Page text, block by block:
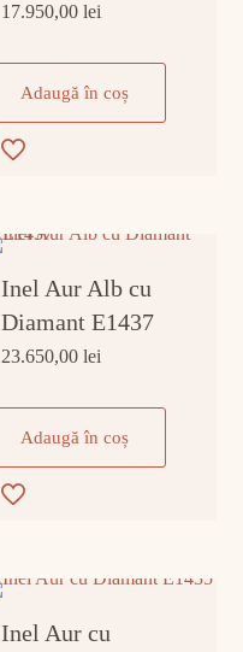
17.950,00lei
Adaugă în coș
Inel Aur Alb cu
Diamant E1437
23.650,00lei
Adaugă în coș
Inel Aur cu